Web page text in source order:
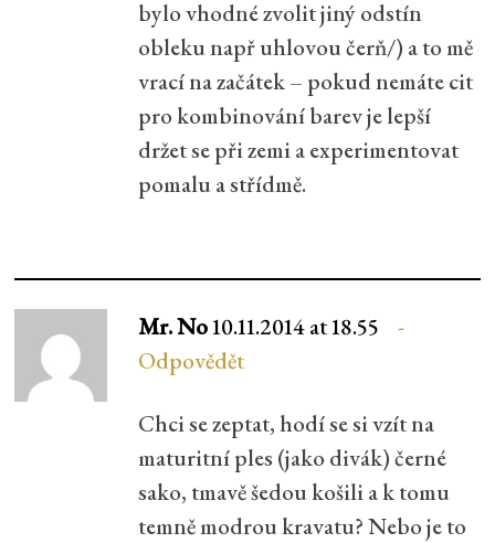
bylo vhodné zvolit jiný odstín
obleku např uhlovou čerň/) a to mě
vrací na začátek – pokud nemáte cit
pro kombinování barev je lepší
držet se při zemi a experimentovat
pomalu a střídmě.
Mr. No10.11.2014 at 18.55
Odpovědět
Chci se zeptat, hodí se si vzít na
maturitní ples (jako divák) černé
sako, tmavě šedou košili a k tomu
temně modrou kravatu? Nebo je to